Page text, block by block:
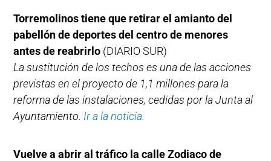
Torremolinos tiene que retirar el amianto del
pabellón de deportes del centro de menores
antes de reabrirlo (DIARIO SUR)
La sustitución de los techos es una de las acciones
previstas en el proyecto de 1,1 millones para la
reforma de las instalaciones, cedidas por la Junta al
Ayuntamiento. Ir a la noticia.
Vuelve a abrir al tráfico la calle Zodiaco de